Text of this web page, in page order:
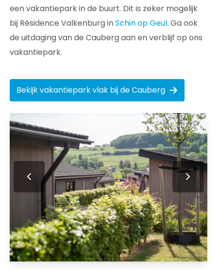
een vakantiepark in de buurt. Dit is zeker mogelijk
bij Résidence Valkenburg inSchin op Geul. Ga ook
de uitdaging van de Cauberg aan en verblijf op ons
vakantiepark.
Bekijk vakantiepark vlak bij de Cauberg